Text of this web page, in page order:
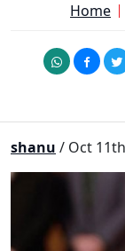
Home
shanu / Oct